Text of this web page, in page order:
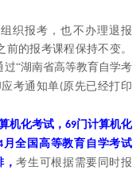
织报考，也不办理退报
的报考课程保持不变。
过“湖南省高等教育自学考
考通知单(原先已经打印
机化考试， 69门计算机化
月全国高等教育自学考试
，考生可根据需要同时报